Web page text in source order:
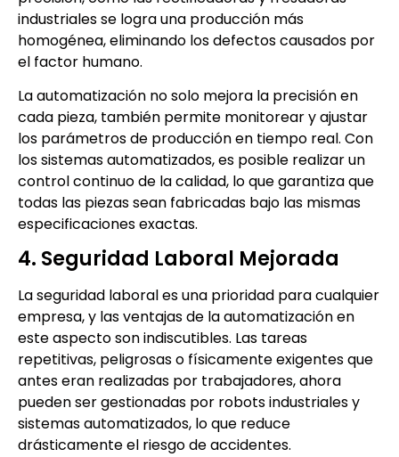
industriales se logra una producción más
homogénea, eliminando los defectos causados por
el factor humano.
La automatización no solo mejora la precisión en
cada pieza, también permite monitorear y ajustar
los parámetros de producción en tiempo real. Con
los sistemas automatizados, es posible realizar un
control continuo de la calidad, lo que garantiza que
todas las piezas sean fabricadas bajo las mismas
especificaciones exactas.
4. Seguridad Laboral Mejorada
La seguridad laboral es una prioridad para cualquier
empresa, y las ventajas de la automatización en
este aspecto son indiscutibles. Las tareas
repetitivas, peligrosas o físicamente exigentes que
antes eran realizadas por trabajadores, ahora
pueden ser gestionadas por robots industriales y
sistemas automatizados, lo que reduce
drásticamente el riesgo de accidentes.